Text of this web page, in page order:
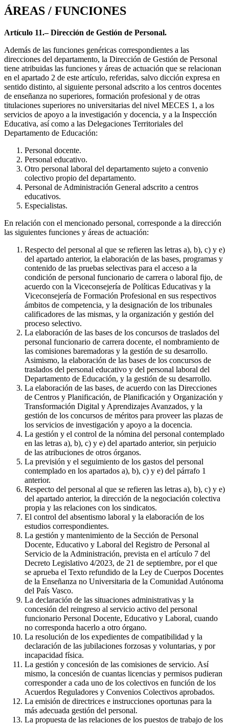
ÁREAS / FUNCIONES
Artículo 11.– Dirección de Gestión de Personal.
Además de las funciones genéricas correspondientes a las
direcciones del departamento, la Dirección de Gestión de Personal
tiene atribuidas las funciones y áreas de actuación que se relacionan
en el apartado 2 de este artículo, referidas, salvo dicción expresa en
sentido distinto, al siguiente personal adscrito a los centros docentes
de enseñanza no superiores, formación profesional y de otras
titulaciones superiores no universitarias del nivel MECES 1, a los
servicios de apoyo a la investigación y docencia, y a la Inspección
Educativa, así como a las Delegaciones Territoriales del
Departamento de Educación:
Personal docente.
Personal educativo.
Otro personal laboral del departamento sujeto a convenio
colectivo propio del departamento.
Personal de Administración General adscrito a centros
educativos.
Especialistas.
En relación con el mencionado personal, corresponde a la dirección
las siguientes funciones y áreas de actuación:
Respecto del personal al que se refieren las letras a), b), c) y e)
del apartado anterior, la elaboración de las bases, programas y
contenido de las pruebas selectivas para el acceso a la
condición de personal funcionario de carrera o laboral fijo, de
acuerdo con la Viceconsejería de Políticas Educativas y la
Viceconsejería de Formación Profesional en sus respectivos
ámbitos de competencia, y la designación de los tribunales
calificadores de las mismas, y la organización y gestión del
proceso selectivo.
La elaboración de las bases de los concursos de traslados del
personal funcionario de carrera docente, el nombramiento de
las comisiones baremadoras y la gestión de su desarrollo.
Asimismo, la elaboración de las bases de los concursos de
traslados del personal educativo y del personal laboral del
Departamento de Educación, y la gestión de su desarrollo.
La elaboración de las bases, de acuerdo con las Direcciones
de Centros y Planificación, de Planificación y Organización y
Transformación Digital y Aprendizajes Avanzados, y la
gestión de los concursos de méritos para proveer las plazas de
los servicios de investigación y apoyo a la docencia.
La gestión y el control de la nómina del personal contemplado
en las letras a), b), c) y e) del apartado anterior, sin perjuicio
de las atribuciones de otros órganos.
La previsión y el seguimiento de los gastos del personal
contemplado en los apartados a), b), c) y e) del párrafo 1
anterior.
Respecto del personal al que se refieren las letras a), b), c) y e)
del apartado anterior, la dirección de la negociación colectiva
propia y las relaciones con los sindicatos.
El control del absentismo laboral y la elaboración de los
estudios correspondientes.
La gestión y mantenimiento de la Sección de Personal
Docente, Educativo y Laboral del Registro de Personal al
Servicio de la Administración, prevista en el artículo 7 del
Decreto Legislativo 4/2023, de 21 de septiembre, por el que
se aprueba el Texto refundido de la Ley de Cuerpos Docentes
de la Enseñanza no Universitaria de la Comunidad Autónoma
del País Vasco.
La declaración de las situaciones administrativas y la
concesión del reingreso al servicio activo del personal
funcionario Personal Docente, Educativo y Laboral, cuando
no corresponda hacerlo a otro órgano.
La resolución de los expedientes de compatibilidad y la
declaración de las jubilaciones forzosas y voluntarias, y por
incapacidad física.
La gestión y concesión de las comisiones de servicio. Así
mismo, la concesión de cuantas licencias y permisos pudieran
corresponder a cada uno de los colectivos en función de los
Acuerdos Reguladores y Convenios Colectivos aprobados.
La emisión de directrices e instrucciones oportunas para la
más adecuada gestión del personal.
La propuesta de las relaciones de los puestos de trabajo de los